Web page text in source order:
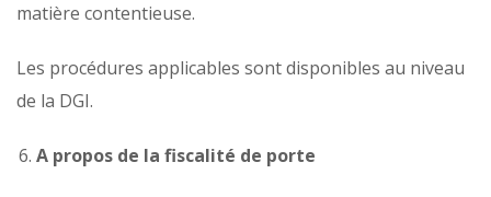
matière contentieuse.
Les procédures applicables sont disponibles au niveau
de la DGI.
A propos de la fiscalité de porte